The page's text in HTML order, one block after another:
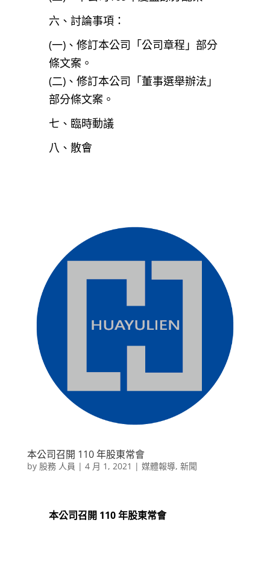
六、討論事項：
(一)、修訂本公司「公司章程」部分
條文案。
(二)、修訂本公司「董事選舉辦法」
部分條文案。
七、臨時動議
八、散會
本公司召開 110 年股東常會
by 股務 人員 | 4 月 1, 2021 | 媒體報導, 新聞
本公司召開 110 年股東常會